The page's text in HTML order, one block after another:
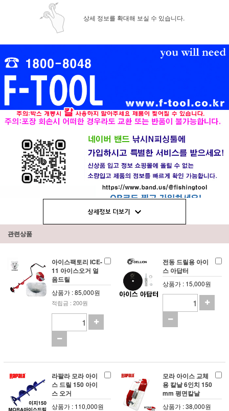
상세 정보를 확대해 보실 수 있습니다.
관련상품
아이스팩토리 ICE-
11 아이스오거 얼
음드릴
상품가 : 85,000원
적립금 : 200원
전동 드릴용 아이
스 아답터
상품가 : 15,000원
라팔라 모라 아이
스 드릴 150 아이
스 오거
상품가 : 110,000원
모라 아이스 교체
용 칼날 6인치 150
mm 평면칼날
상품가 : 38,000원